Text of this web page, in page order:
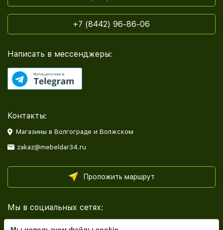
+7 (8442) 96-86-06
Написать в мессенджеры:
Контакты:
Магазины в Волгограде и Волжском
zakaz@mebeldar34.ru
Проложить маршрут
Мы в социальных сетях: